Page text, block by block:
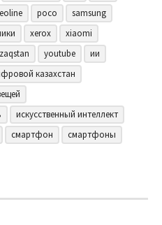
poco
samsung
xerox
xiaomi
youtube
ии
казахстан
искусственный интеллект
смартфон
смартфоны